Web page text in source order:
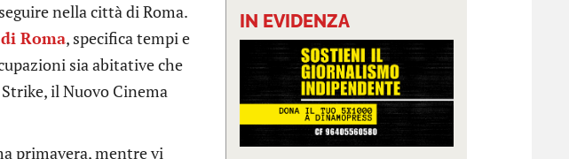
nella città di Roma.
Roma, specifica tempi e
sia abitative che
il Nuovo Cinema
primavera, mentre vi
IN EVIDENZA